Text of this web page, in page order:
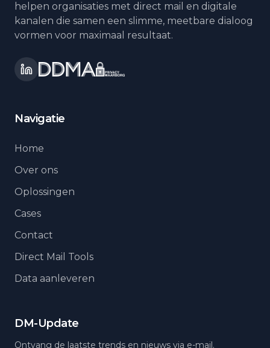
helpen organisaties met direct mail en digitale
kanalen die samen een slimme, meetbare dialoog
vormen voor maximaal resultaat.
Navigatie
Home
Over ons
Oplossingen
Cases
Contact
Direct Mail Tools
Data aanleveren
DM-Update
Ontvang de laatste trends en nieuws via e-mail.